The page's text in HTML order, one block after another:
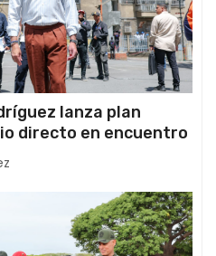
lanza plan
directo en encuentro